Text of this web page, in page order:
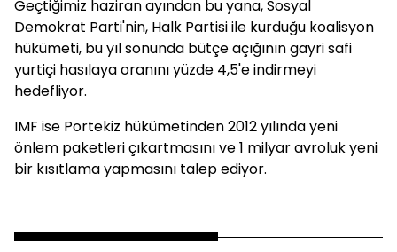
Geçtiğimiz haziran ayından bu yana, Sosyal
Demokrat Parti'nin, Halk Partisi ile kurduğu koalisyon
hükümeti, bu yıl sonunda bütçe açığının gayri safi
yurtiçi hasılaya oranını yüzde 4,5'e indirmeyi
hedefliyor.
IMF ise Portekiz hükümetinden 2012 yılında yeni
önlem paketleri çıkartmasını ve 1 milyar avroluk yeni
bir kısıtlama yapmasını talep ediyor.